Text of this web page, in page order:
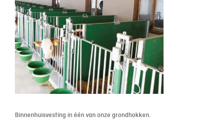
Binnenhuisvesting in één van onze grondhokken.